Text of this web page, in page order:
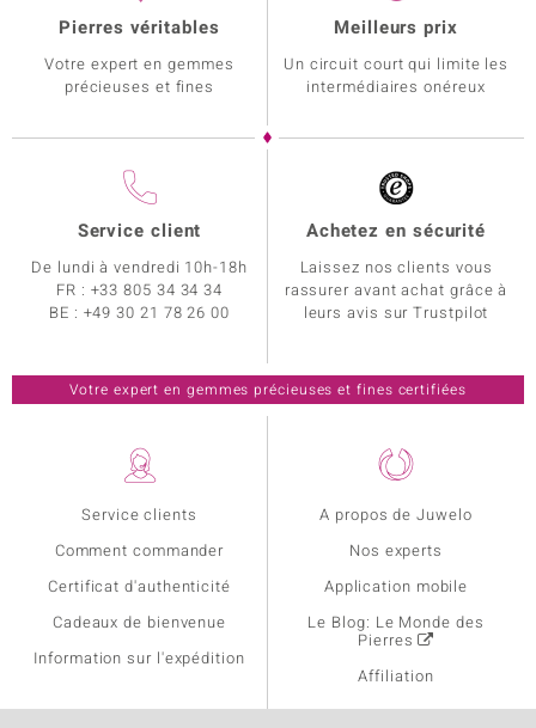
Service clients
Comment commander
Certificat d'authenticité
Cadeaux de bienvenue
Information sur l'expédition
A propos de Juwelo
Nos experts
Application mobile
Le Blog: Le Monde des
Pierres
Affiliation
Pierres véritables
Votre expert en gemmes
précieuses et fines
Meilleurs prix
Un circuit court qui limite les
intermédiaires onéreux
Service client
De lundi à vendredi 10h-18h
FR : +33 805 34 34 34
BE : +49 30 21 78 26 00
Achetez en sécurité
Laissez nos clients vous
rassurer avant achat grâce à
leurs avis sur Trustpilot
Votre expert en gemmes précieuses et fines certifiées